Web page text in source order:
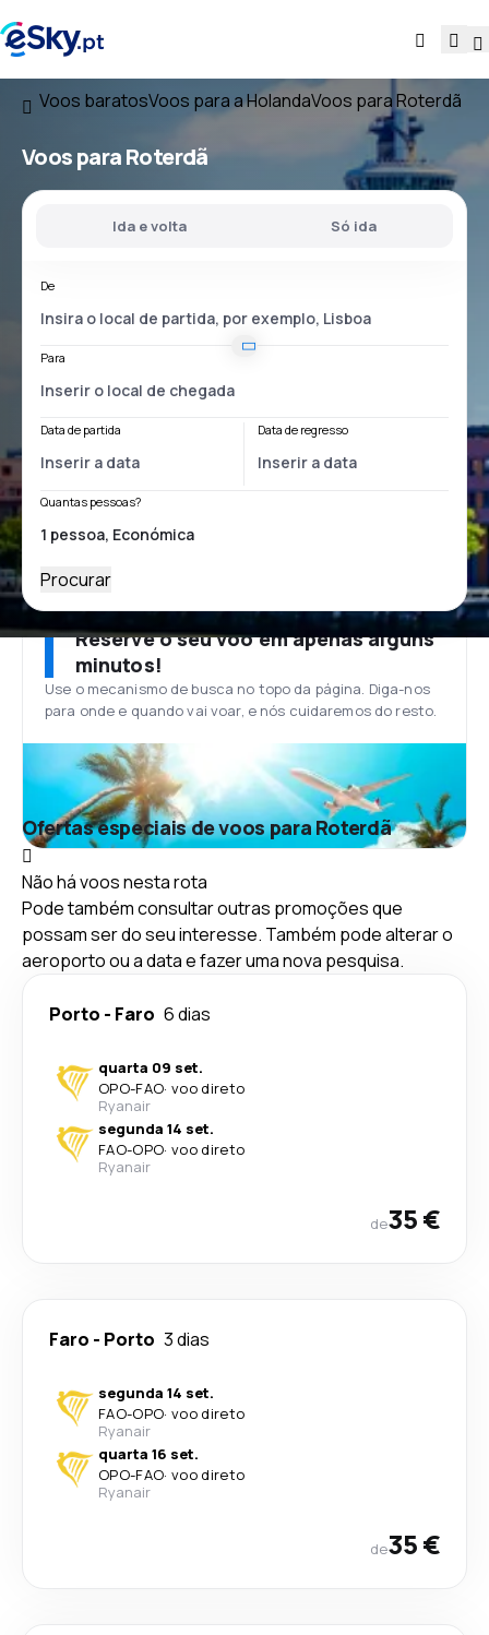
Voos baratosVoos para a HolandaVoos para Roterdã
Voos para Roterdã
Ida e volta Só ida
De
Para
Data de partida Data de regresso
Quantas pessoas?
Procurar
Reserve o seu voo em apenas alguns
minutos!
Use o mecanismo de busca no topo da página. Diga-nos
para onde e quando vai voar, e nós cuidaremos do resto.
Ofertas especiais de voos para Roterdã
Não há voos nesta rota
Pode também consultar outras promoções que
possam ser do seu interesse. Também pode alterar o
aeroporto ou a data e fazer uma nova pesquisa.
Porto - Faro 6 dias
quarta 09 set.
OPO-FAO· voo direto
Ryanair
segunda 14 set.
FAO-OPO· voo direto
Ryanair
de35 €
Faro - Porto 3 dias
segunda 14 set.
FAO-OPO· voo direto
Ryanair
quarta 16 set.
OPO-FAO· voo direto
Ryanair
de35 €